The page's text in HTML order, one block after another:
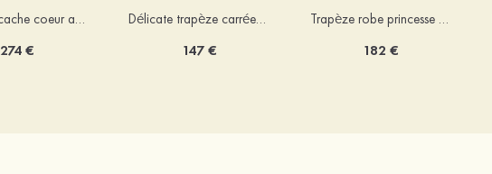
Fourreau cache coeur amovible/abattable satin robe de mariée
274 €
Délicate trapèze carrée satin courte/mini robe de mariée
147 €
Trapèze robe princesse épaule dénudée traîne chapelle satin robe de mariée
182 €